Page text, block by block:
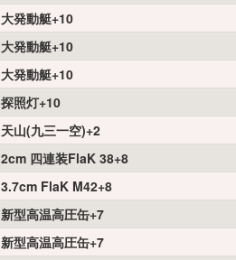
大発動艇+10
大発動艇+10
大発動艇+10
探照灯+10
天山(九三一空)+2
2cm 四連装FlaK 38+8
3.7cm FlaK M42+8
新型高温高圧缶+7
新型高温高圧缶+7